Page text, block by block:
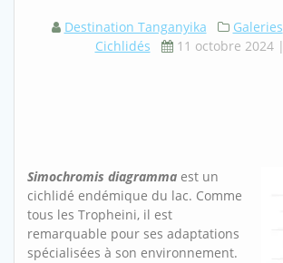
Destination Tanganyika Galeries
Cichlidés
11 octobre 2024|
Simochromis diagramma est un
cichlidé endémique du lac. Comme
tous les Tropheini, il est
remarquable pour ses adaptations
spécialisées à son environnement.